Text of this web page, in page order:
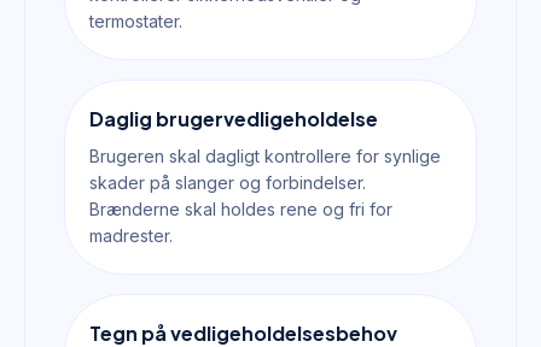
termostater.
Daglig brugervedligeholdelse
Brugeren skal dagligt kontrollere for synlige
skader på slanger og forbindelser.
Brænderne skal holdes rene og fri for
madrester.
Tegn på vedligeholdelsesbehov